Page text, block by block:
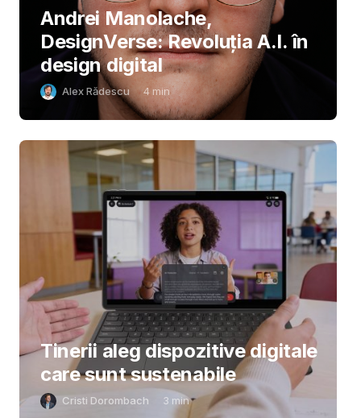
Andrei Manolache,
DesignVerse: Revoluția A.I. în
design digital
Alex Rădescu 4 min
Tinerii aleg dispozitive digitale
care sunt sustenabile
Cristi Dorombach 3 min